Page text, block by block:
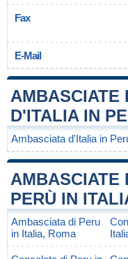
Fax
E-Mail
AMBASCIATE
D'ITALIA IN
Ambasciata d'Italia in
AMBASCIATE
PERÙ IN
Ambasciata di Peru
in Italia, Roma